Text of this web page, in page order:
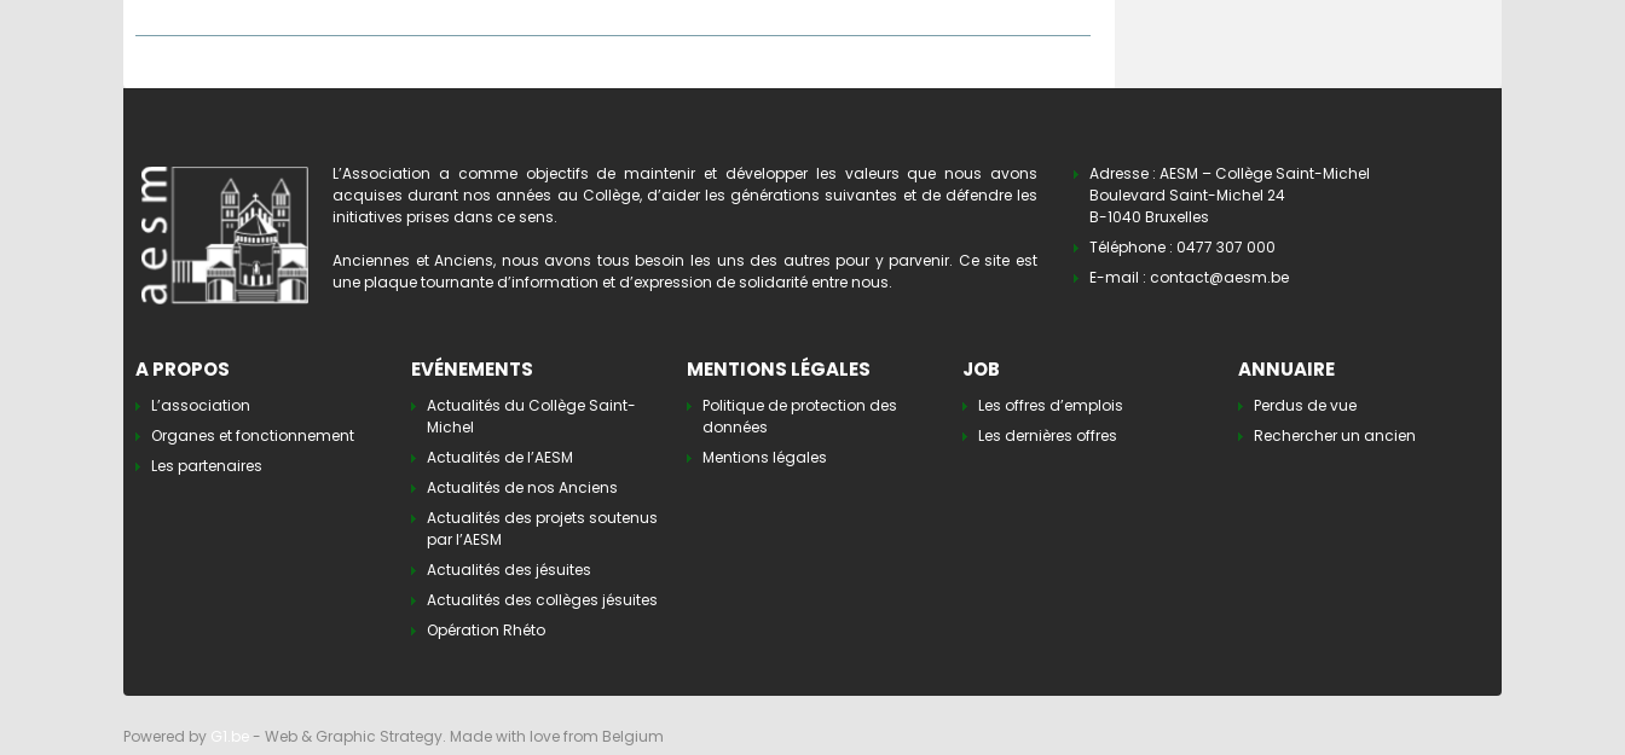
L’Association a comme objectifs de maintenir et développer les valeurs que nous avons
acquises durant nos années au Collège, d’aider les générations suivantes et de défendre les
initiatives prises dans ce sens.
Anciennes et Anciens, nous avons tous besoin les uns des autres pour y parvenir. Ce site est
une plaque tournante d’information et d’expression de solidarité entre nous.
Adresse : AESM – Collège Saint-Michel
Boulevard Saint-Michel 24
B-1040 Bruxelles
Téléphone : 0477 307 000
E-mail : contact@aesm.be
A PROPOS
L’association
Organes et fonctionnement
Les partenaires
EVÉNEMENTS
Actualités du Collège Saint-
Michel
Actualités de l’AESM
Actualités de nos Anciens
Actualités des projets soutenus
par l’AESM
Actualités des jésuites
Actualités des collèges jésuites
Opération Rhéto
MENTIONS LÉGALES
Politique de protection des
données
Mentions légales
JOB
Les offres d’emplois
Les dernières offres
ANNUAIRE
Perdus de vue
Rechercher un ancien
Powered by G1.be- Web & Graphic Strategy. Made with love from Belgium